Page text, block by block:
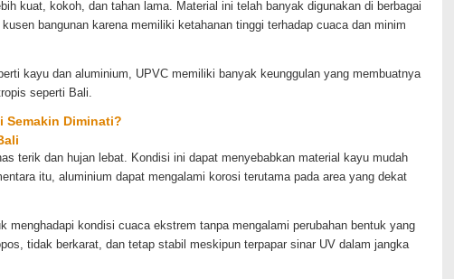
kuat, kokoh, dan tahan lama. Material ini telah banyak digunakan di berbagai
bangunan karena memiliki ketahanan tinggi terhadap cuaca dan minim
kayu dan aluminium, UPVC memiliki banyak keunggulan yang membuatnya
seperti Bali.
Semakin Diminati?
terik dan hujan lebat. Kondisi ini dapat menyebabkan material kayu mudah
itu, aluminium dapat mengalami korosi terutama pada area yang dekat
menghadapi kondisi cuaca ekstrem tanpa mengalami perubahan bentuk yang
tidak berkarat, dan tetap stabil meskipun terpapar sinar UV dalam jangka